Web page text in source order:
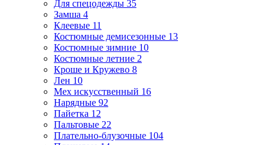
Для спецодежды 35
Замша 4
Клеевые 11
Костюмные демисезонные 13
Костюмные зимние 10
Костюмные летние 2
Кроше и Кружево 8
Лен 10
Мех искусственный 16
Нарядные 92
Пайетка 12
Пальтовые 22
Плательно-блузочные 104